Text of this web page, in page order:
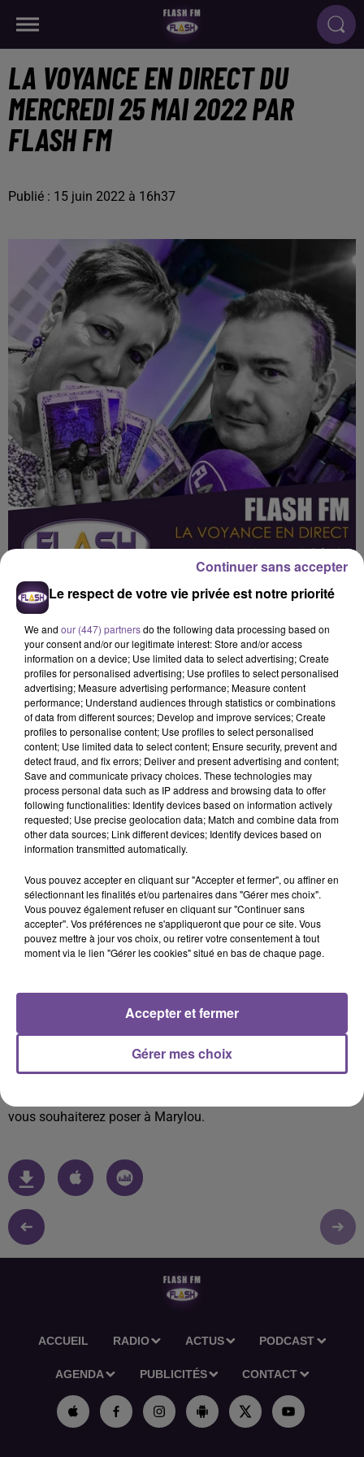
LA VOYANCE EN DIRECT DU
MERCREDI 25 MAI 2022 PAR
FLASH FM
Publié : 15 juin 2022 à 16h37
Flash FM
La voyance en direct
0:00 49 min 15 sec
15 juin 2022 - 49 min 15 sec
LA VOYANCE EN DIRECT DU MERCREDI 25 MAI 2022 PAR FLASH FM
Flash FM : La Voyance En Direct tous les mercredis soirs
entre 19h et 21h.
Avec Laurent Gérald et Marylou.
Notre voyante Marylou répond à vos questions tous les
mercredi 25 mai 2022 avec Elise, Dylan,
Bouchra, Alima.
Pour participer à l’émission et en savoir plus sur votre avenir,
inscrivez vous par mail en envoyant votre nom, date de
vous souhaiterez poser à Marylou.
ACCUEIL RADIO ACTUS PODCAST
AGENDA PUBLICITÉS CONTACT
Le respect de votre vie privée est notre priorité
We and our (447) partnersdo the following data processing based on
your consent and/or our legitimate interest: Store and/or access
information on a device; Use limited data to select advertising; Create
profiles for personalised advertising; Use profiles to select personalised
advertising; Measure advertising performance; Measure content
performance; Understand audiences through statistics or combinations
of data from different sources; Develop and improve services; Create
profiles to personalise content; Use profiles to select personalised
content; Use limited data to select content; Ensure security, prevent and
detect fraud, and fix errors; Deliver and present advertising and content;
Save and communicate privacy choices. These technologies may
process personal data such as IP address and browsing data to offer
following functionalities: Identify devices based on information actively
requested; Use precise geolocation data; Match and combine data from
other data sources; Link different devices; Identify devices based on
information transmitted automatically.
Vous pouvez accepter en cliquant sur "Accepter et fermer", ou affiner en
sélectionnant les finalités et/ou partenaires dans "Gérer mes choix".
Vous pouvez également refuser en cliquant sur "Continuer sans
accepter". Vos préférences ne s'appliqueront que pour ce site. Vous
pouvez mettre à jour vos choix, ou retirer votre consentement à tout
moment via le lien "Gérer les cookies" situé en bas de chaque page.
Gérer mes choix
Accepter et fermer
Continuer sans accepter